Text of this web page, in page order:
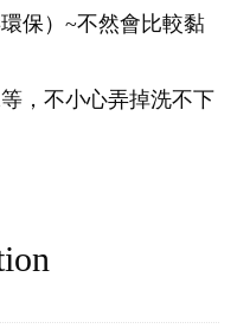
保）~不然會比較黏
，不小心弄掉洗不下